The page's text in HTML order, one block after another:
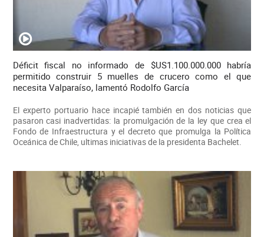
Déficit fiscal no informado de $US1.100.000.000 habría
permitido construir 5 muelles de crucero como el que
necesita Valparaíso, lamentó Rodolfo García
El experto portuario hace incapié también en dos noticias que
pasaron casi inadvertidas: la promulgación de la ley que crea el
Fondo de Infraestructura y el decreto que promulga la Política
Oceánica de Chile, ultimas iniciativas de la presidenta Bachelet.